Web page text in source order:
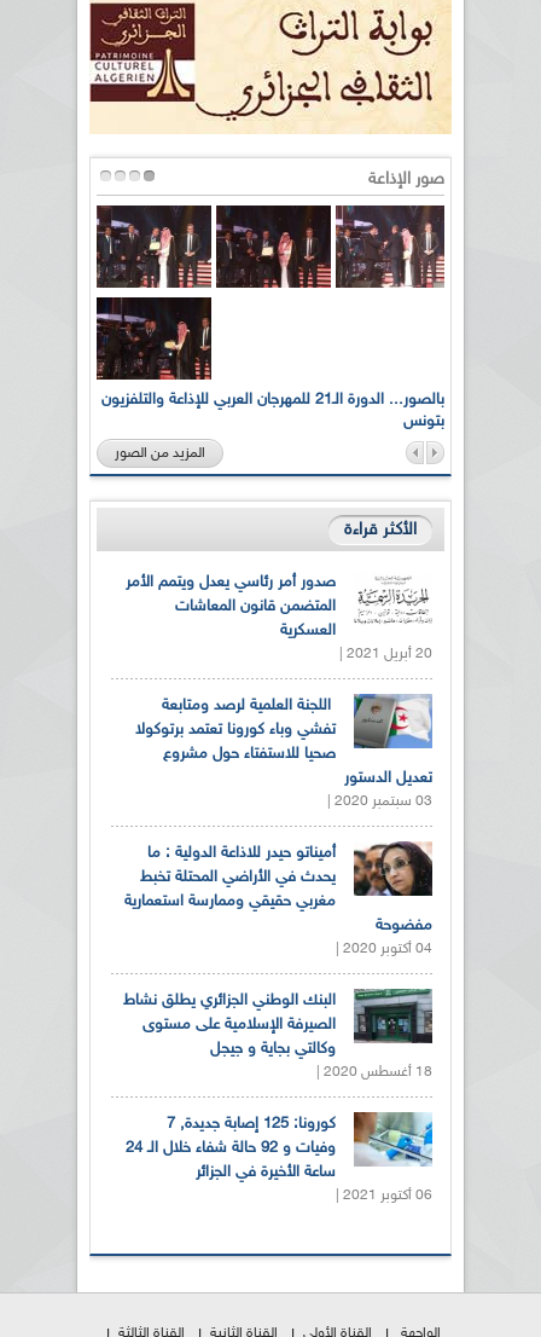
صور الإذاعة
بالصور... الدورة الـ21 للمهرجان العربي للإذاعة والتلفزيون
بتونس
المزيد من الصور
الأكثر قراءة
صدور أمر رئاسي يعدل ويتمم الأمر
المتضمن قانون المعاشات
العسكرية
20 أبريل 2021 |
اللجنة العلمية لرصد ومتابعة
تفشي وباء كورونا تعتمد برتوكولا
صحيا للاستفتاء حول مشروع
تعديل الدستور
03 سبتمبر 2020 |
أميناتو حيدر للاذاعة الدولية : ما
يحدث في الأراضي المحتلة تخبط
مغربي حقيقي وممارسة استعمارية
مفضوحة
04 أكتوبر 2020 |
البنك الوطني الجزائري يطلق نشاط
الصيرفة الإسلامية على مستوى
وكالتي بجاية و جيجل
18 أغسطس 2020 |
كورونا: 125 إصابة جديدة, 7
وفيات و 92 حالة شفاء خلال الـ 24
ساعة الأخيرة في الجزائر
06 أكتوبر 2021 |
الواجهة القناة الأولى القناة الثانية القناة الثالثة